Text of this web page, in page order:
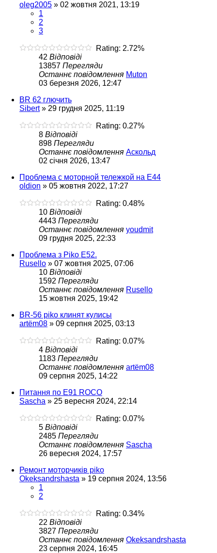
oleg2005 » 02 жовтня 2021, 13:19
1
2
3
Rating: 2.72%
42 Відповіді
13857 Перегляди
Останнє повідомлення Muton
03 березня 2026, 12:47
BR 62 глючить
Sibert» 29 грудня 2025, 11:19
Rating: 0.27%
8 Відповіді
898 Перегляди
Останнє повідомлення Аскольд
02 січня 2026, 13:47
Проблема с моторной тележкой на Е44
oldion » 05 жовтня 2022, 17:27
Rating: 0.48%
10 Відповіді
4443 Перегляди
Останнє повідомлення youdmit
09 грудня 2025, 22:33
Проблема з Piko E52.
Rusello » 07 жовтня 2025, 07:06
10 Відповіді
1592 Перегляди
Останнє повідомлення Rusello
15 жовтня 2025, 19:42
BR-56 piko клинят кулисы
artëm08 » 09 серпня 2025, 03:13
Rating: 0.07%
4 Відповіді
1183 Перегляди
Останнє повідомлення artëm08
09 серпня 2025, 14:22
Питання по Е91 ROCO
Sascha » 25 вересня 2024, 22:14
Rating: 0.07%
5 Відповіді
2485 Перегляди
Останнє повідомлення Sascha
26 вересня 2024, 17:57
Ремонт моторчиків piko
Okeksandrshasta » 19 серпня 2024, 13:56
1
2
Rating: 0.34%
22 Відповіді
3827 Перегляди
Останнє повідомлення Okeksandrshasta
23 серпня 2024, 16:45